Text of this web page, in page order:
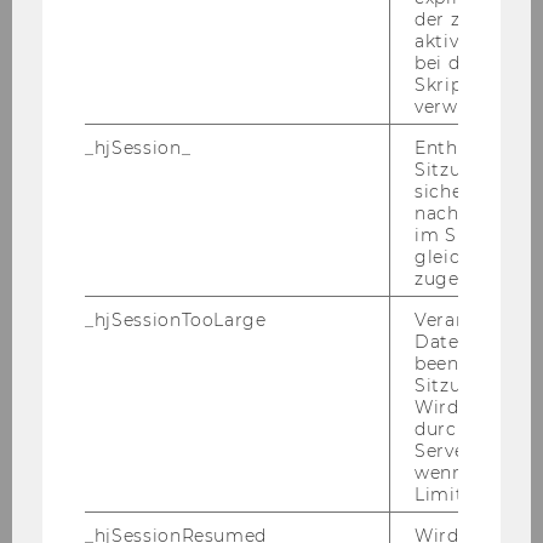
Ende der Be­wer­bungs­frist: 7. Fe­bru­ar 2007
Bitte die Kenn­zahl un­be­dingt an­füh­ren!
o.Univ.Prof. Dr. Chris­toph Ba­delt
In­sti­tut für BWL und Wirt­schafts­in­for­
ist ab so­fort bis 31. De­zem­ber 2007 die
As­sis­ten­ten/ einer E-​
(Ar­beit­neh­me­rIn
der Wirt­schafts­uni­ver­si­tät Wien gem. § 128 UG
2002 idgF),Be­schäf­ti­gungs­aus­maß: 10 Stun­
Betreuung und Weiterentwicklung des E-
Learning-Angebots der Lehrveranstaltung
"Grundlagen der Modellierung"
der zur
aktiver
bei der
verwendet
_hjSession_
Enthält die
sicher, dass
im
gleichen
zugeordnet
_hjSessionTooLarge
Veranlasst
beenden,
Sitzung zu
Wird
durch ein
Servers
wenn die
Limit
_hjSessionResumed
Wird gesetzt,